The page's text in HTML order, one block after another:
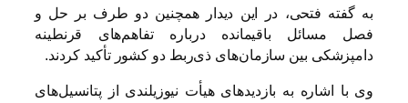
به گفته فتحی، در این دیدار همچنین دو طرف بر حل و
فصل مسائل باقیمانده درباره تفاهم‌های قرنطینه
دامپزشکی بین سازمان‌های ذی‌ربط دو کشور تأکید کردند.
وی با اشاره به بازدیدهای هیأت نیوزیلندی از پتانسیل‌های